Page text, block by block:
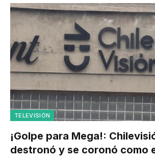
TELEVISIÓN
¡Golpe para Mega!:
destronó y se coronó como